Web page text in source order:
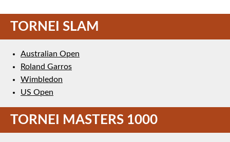
TORNEI SLAM
Australian Open
Roland Garros
Wimbledon
US Open
TORNEI MASTERS 1000